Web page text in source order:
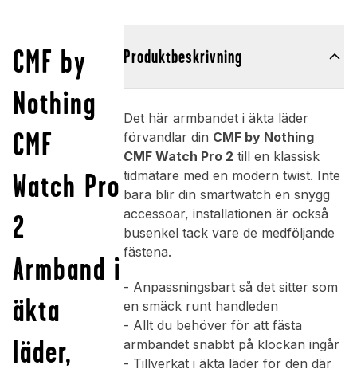
CMF by
Nothing
CMF
Watch Pro
2
Armband i
äkta
läder,
Produktbeskrivning
Det här armbandet i äkta läder
förvandlar din CMF by Nothing
CMF Watch Pro 2 till en klassisk
tidmätare med en modern twist. Inte
bara blir din smartwatch en snygg
accessoar, installationen är också
busenkel tack vare de medföljande
fästena.
- Anpassningsbart så det sitter som
en smäck runt handleden
- Allt du behöver för att fästa
armbandet snabbt på klockan ingår
- Tillverkat i äkta läder för den där